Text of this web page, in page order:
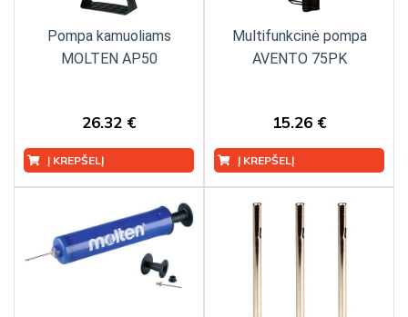
Pompa kamuoliams
MOLTEN AP50
26.32 €
Į KREPŠELĮ
Multifunkcinė pompa
AVENTO 75PK
15.26 €
Į KREPŠELĮ